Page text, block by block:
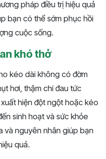
pháp điều trị hiệu quả
bạn có thể sớm phục hồi
cuộc sống.
khó thở
kéo dài không có đờm
hơi, thậm chí đau tức
hiện đột ngột hoặc kéo
sinh hoạt và sức khỏe
và nguyên nhân giúp bạn
quả.